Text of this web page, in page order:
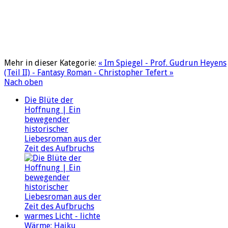
Mehr in dieser Kategorie: « Im Spiegel - Prof. Gudrun Heyens
(Teil II) - Fantasy Roman - Christopher Tefert »
Nach oben
Die Blüte der
Hoffnung | Ein
bewegender
historischer
Liebesroman aus der
Zeit des Aufbruchs
warmes Licht - lichte
Wärme: Haiku